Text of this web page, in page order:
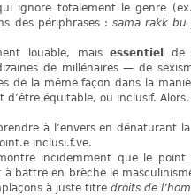
ignore totalement le genre
des périphrases :sama rakk bu
louable, maisessentiel
de
de millénaires — de
de la même façon dans la
d’être équitable, ou inclusif.
à l’envers en dénaturant
inclusi.f.ve.
incidemment que le
battre en brèche le
à juste titre droits de